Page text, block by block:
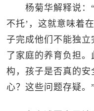
杨菊华解释说：“
不托’，这就意味着
子完成他们不能独立
了家庭的养育负担
构，孩子是否真的
心？这些问题存疑。”